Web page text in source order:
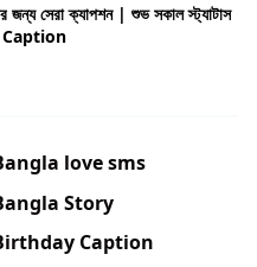
জন্য সেরা ক্যাপশন | শুভ সকাল স্ট্যাটাস
love sms
Story
Caption